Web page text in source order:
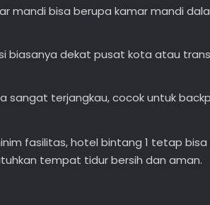
mandi bisa berupa kamar mandi
biasanya dekat pusat kota atau
sangat terjangkau, cocok untuk
fasilitas, hotel bintang 1 tetap
tempat tidur bersih dan aman.